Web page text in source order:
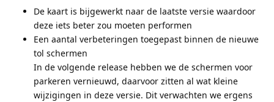
De kaart is bijgewerkt naar de laatste versie waardoor
deze iets beter zou moeten performen
Een aantal verbeteringen toegepast binnen de nieuwe
tol schermen
In de volgende release hebben we de schermen voor
parkeren vernieuwd, daarvoor zitten al wat kleine
wijzigingen in deze versie. Dit verwachten we ergens